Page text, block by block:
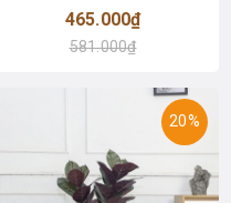
465.000₫
581.000₫
20%